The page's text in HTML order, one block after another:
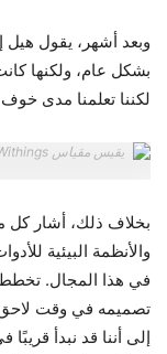
بشكل عام، ولكنها
لكننا تعلمنا مدى
بخلاف ذلك، أشار كل
والأنظمة البيئية
تصميمه في وقت لاحق
إلى أننا قد نبدأ